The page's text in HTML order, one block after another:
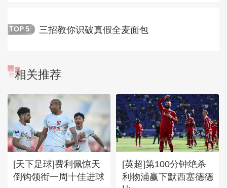
TOP 5 三招教你识破真假全麦面包
相关推荐
[天下足球]费利佩惊天
倒钩领衔一周十佳进球
[英超]第100分钟绝杀
利物浦赢下默西塞德德